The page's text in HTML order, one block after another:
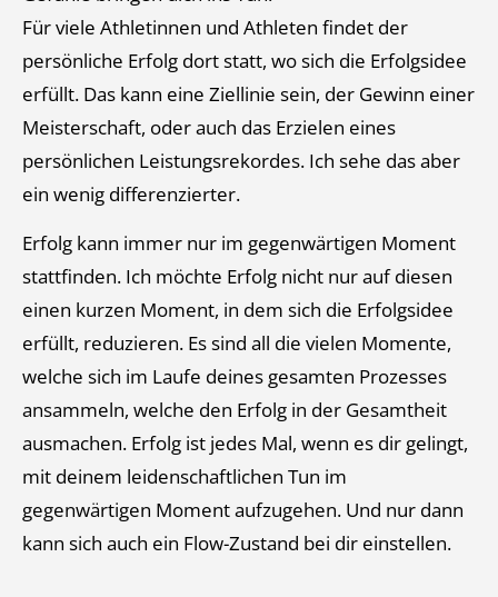
Für viele Athletinnen und Athleten findet der
persönliche Erfolg dort statt, wo sich die Erfolgsidee
erfüllt. Das kann eine Ziellinie sein, der Gewinn einer
Meisterschaft, oder auch das Erzielen eines
persönlichen Leistungsrekordes. Ich sehe das aber
ein wenig differenzierter.
Erfolg kann immer nur im gegenwärtigen Moment
stattfinden. Ich möchte Erfolg nicht nur auf diesen
einen kurzen Moment, in dem sich die Erfolgsidee
erfüllt, reduzieren. Es sind all die vielen Momente,
welche sich im Laufe deines gesamten Prozesses
ansammeln, welche den Erfolg in der Gesamtheit
ausmachen. Erfolg ist jedes Mal, wenn es dir gelingt,
mit deinem leidenschaftlichen Tun im
gegenwärtigen Moment aufzugehen. Und nur dann
kann sich auch ein Flow-Zustand bei dir einstellen.